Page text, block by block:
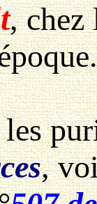
, chez
,